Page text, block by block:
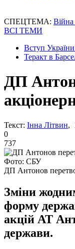
СПЕЦТЕМА: Війна
ВСІ ТЕМИ
Вступ
Теракт в
ДП
Текст: Інна Літвин,
0
737
Фото: СБУ
ДП Антонов
Зміни
форму
акцій АТ
держави.